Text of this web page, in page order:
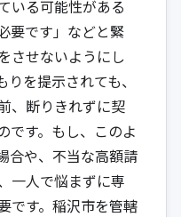
いる可能性がある
要です」などと緊
させないようにし
を提示されても、
、断りきれずに契
です。もし、このよ
合や、不当な高額請
一人で悩まずに専
です。稲沢市を管轄